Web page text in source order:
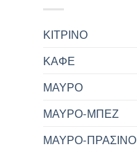
ΚΙΤΡΙΝΟ
ΚΑΦΕ
ΜΑΥΡΟ
ΜΑΥΡΟ-ΜΠΕΖ
ΜΑΥΡΟ-ΠΡΑΣΙΝΟ